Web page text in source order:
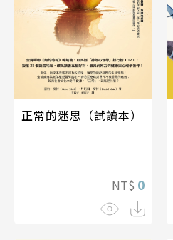
正常的迷思（試讀本）
NT$ 0